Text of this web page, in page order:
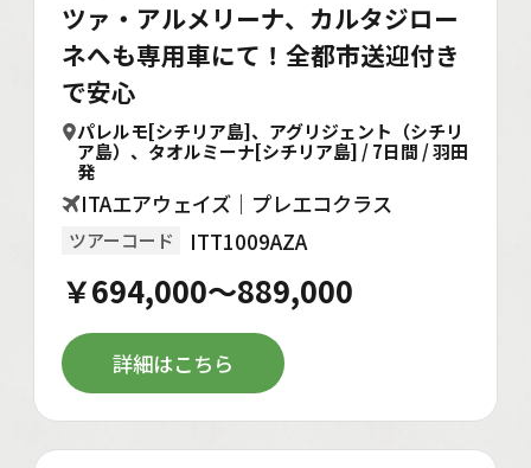
ツァ・アルメリーナ、カルタジロー
ネへも専用車にて！全都市送迎付き
で安心
パレルモ[シチリア島]、アグリジェント（シチリ
ア島）、タオルミーナ[シチリア島] / 7日間 / 羽田
発
ITAエアウェイズ｜プレエコクラス
ツアーコード ITT1009AZA
￥694,000～889,000
詳細はこちら